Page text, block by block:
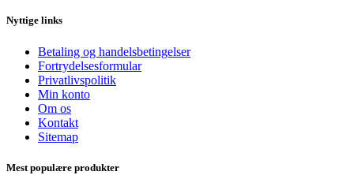
Nyttige links
Betaling og handelsbetingelser
Fortrydelsesformular
Privatlivspolitik
Min konto
Om os
Kontakt
Sitemap
Mest populære produkter